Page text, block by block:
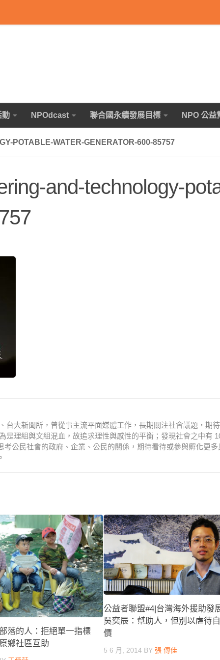
動 NPOdcast 聯合國永續發展目標 NPO 公益
POTABLE-WATER-GENERATOR-600-85757
and-technology-
台大新聞所，曾從事主流平面媒體工作，長期關注社會議題，期
是理組與文組混血，故追求理性與感性的平衡；發現社會之中有
公民社會的政府、企業、公民的關係，期待看待或參與孵化更多
落的人：拒絕單一指標
鄉社區互助
公益者聯盟#4|台灣海外援助發
吳奕辰：幫助人，但別以虐待
價
5 6 月, 2014BY 張 傳佳